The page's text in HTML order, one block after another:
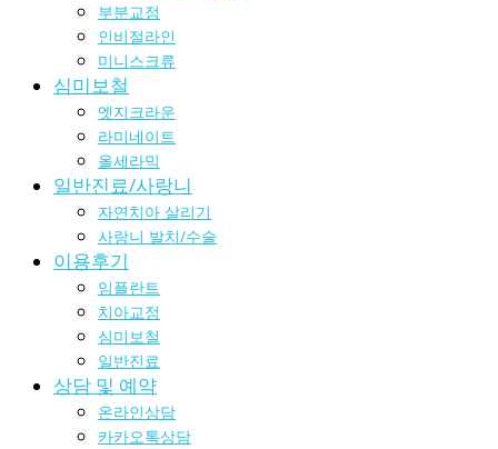
부분교정
인비절라인
미니스크류
심미보철
엣지크라운
라미네이트
올세라믹
일반진료/사랑니
자연치아 살리기
사랑니 발치/수술
이용후기
임플란트
치아교정
심미보철
일반진료
상담 및 예약
온라인상담
카카오톡상담